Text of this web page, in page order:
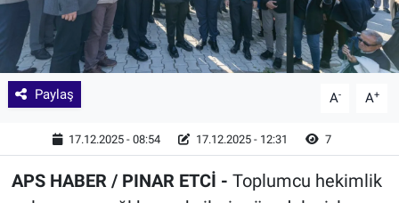
Paylaş A- A+
17.12.2025 - 08:54 17.12.2025 - 12:31 7
APS HABER / PINAR ETCİ - Toplumcu hekimlik